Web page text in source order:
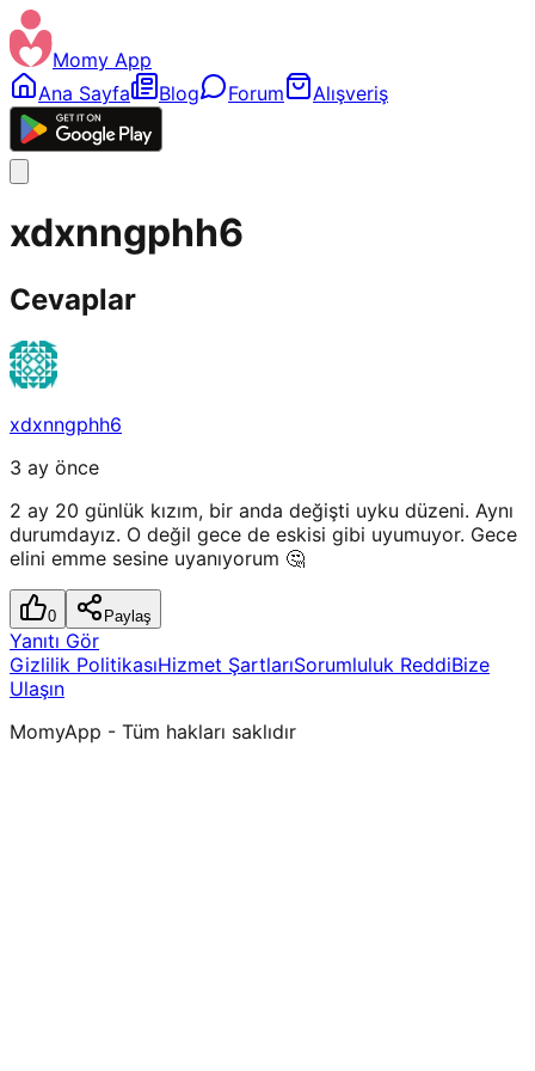
Momy App
Ana Sayfa
Blog Forum Alışveriş
xdxnngphh6
Cevaplar
xdxnngphh6
3 ay önce
2 ay 20 günlük kızım, bir anda değişti uyku düzeni. Aynı
durumdayız. O değil gece de eskisi gibi uyumuyor. Gece
elini emme sesine uyanıyorum 🤔
0 Paylaş
Yanıtı Gör
Gizlilik PolitikasıHizmet ŞartlarıSorumluluk ReddiBize
Ulaşın
MomyApp - Tüm hakları saklıdır